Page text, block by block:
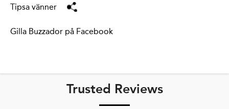
Tipsa vänner
Gilla Buzzador på Facebook
Trusted Reviews